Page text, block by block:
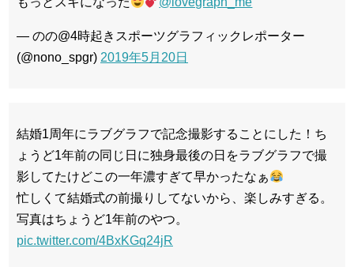
— のの@4時起きスポーツグラフィックレポーター
(@nono_spgr) 2019年5月20日
結婚1周年にラブグラフで記念撮影することにした！ち
ょうど1年前の同じ日に独身最後の日をラブグラフで撮
影してたけどこの一年濃すぎて早かったなぁ
忙しくて結婚式の前撮りしてないから、楽しみすぎる。
写真はちょうど1年前のやつ。
pic.twitter.com/4BxKGq24jR